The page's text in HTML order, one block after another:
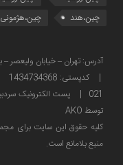
چین،هند
021 | پست الکترونیک سردبیر ایراس : sardabir@iras.ir |
توسط AKO
كليه حقوق این سایت برای
منبع بلامانع است.